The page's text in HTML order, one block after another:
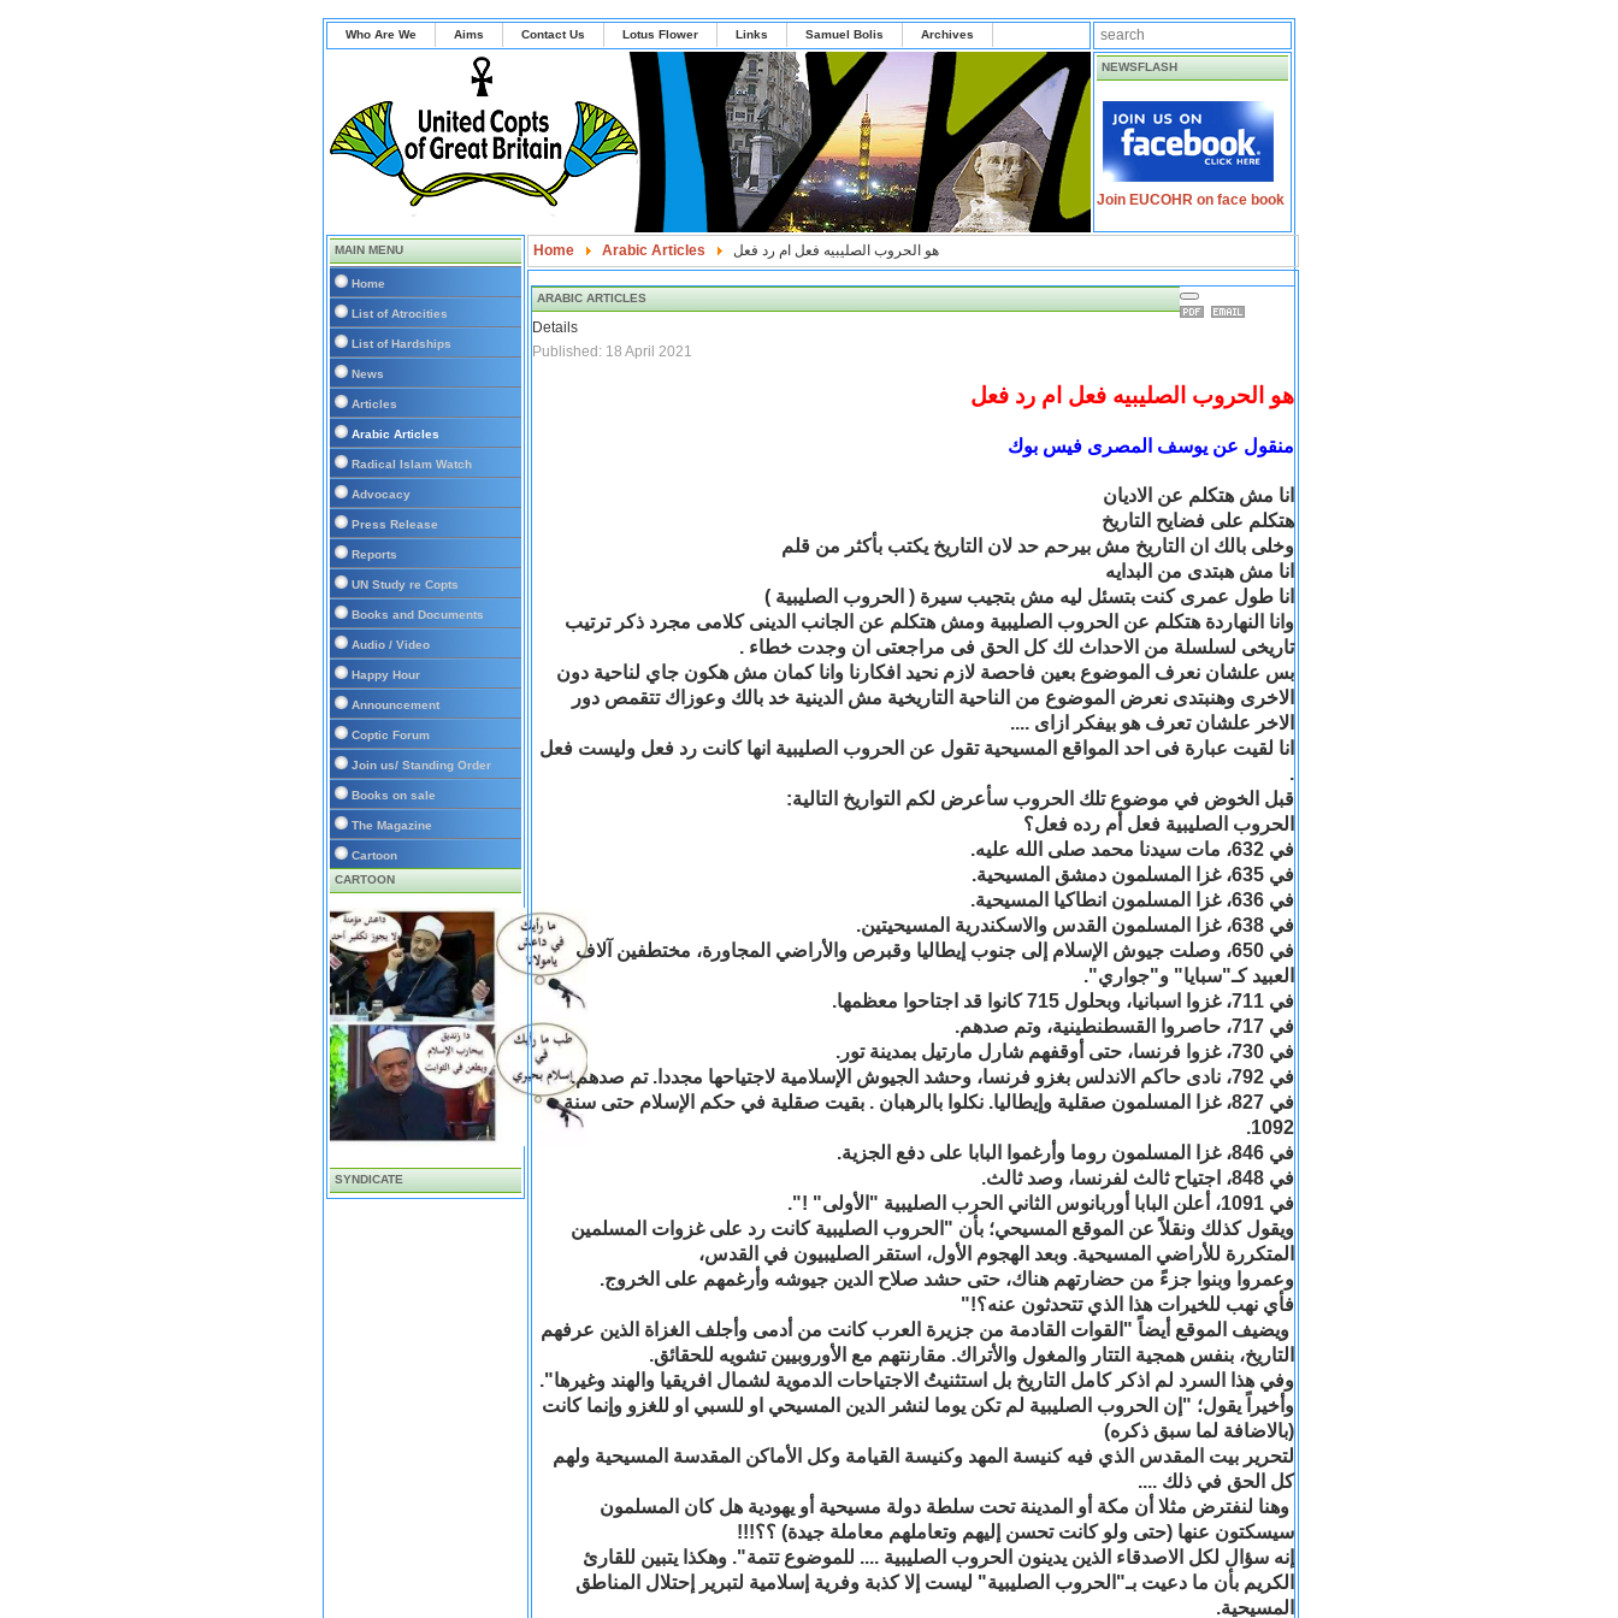
Who Are We Aims Contact Us Lotus Flower Links Samuel Bolis Archives
NEWSFLASH
Join EUCOHR on face book
MAIN MENU
Home
List of Atrocities
List of Hardships
News
Articles
Arabic Articles
Radical Islam Watch
Advocacy
Press Release
Reports
UN Study re Copts
Books and Documents
Audio / Video
Happy Hour
Announcement
Coptic Forum
Join us/ Standing Order
Books on sale
The Magazine
Cartoon
CARTOON
SYNDICATE
Home Arabic Articles هو الحروب الصليبيه فعل ام رد فعل
ARABIC ARTICLES
Details
Published: 18 April 2021
هو الحروب الصليبيه فعل ام رد فعل
منقول عن يوسف المصرى فيس بوك
انا مش هتكلم عن الاديان
هتكلم على فضايح التاريخ
وخلى بالك ان التاريخ مش بيرحم حد لان التاريخ يكتب بأكثر من قلم
انا مش هبتدى من البدايه
انا طول عمرى كنت بتسئل ليه مش بتجيب سيرة ( الحروب الصليبية )
وانا النهاردة هتكلم عن الحروب الصليبية ومش هتكلم عن الجانب الدينى كلامى مجرد ذكر ترتيب
تاريخى لسلسلة من الاحداث لك كل الحق فى مراجعتى ان وجدت خطاء .
بس علشان نعرف الموضوع بعين فاحصة لازم نحيد افكارنا وانا كمان مش هكون جاي لناحية دون
الاخرى وهنبتدى نعرض الموضوع من الناحية التاريخية مش الدينية خد بالك وعوزاك تتقمص دور
الاخر علشان تعرف هو بيفكر ازاى ....
انا لقيت عبارة فى احد المواقع المسيحية تقول عن الحروب الصليبية انها كانت رد فعل وليست فعل
.
قبل الخوض في موضوع تلك الحروب سأعرض لكم التواريخ التالية:
الحروب الصليبية فعل أم رده فعل؟
في 632، مات سيدنا محمد صلى الله عليه.
في 635، غزا المسلمون دمشق المسيحية.
في 636، غزا المسلمون انطاكيا المسيحية.
في 638، غزا المسلمون القدس والاسكندرية المسيحيتين.
في 650، وصلت جيوش الإسلام إلى جنوب إيطاليا وقبرص والأراضي المجاورة، مختطفين آلاف
العبيد كـ"سبايا" و"جواري".
في 711، غزوا اسبانيا، وبحلول 715 كانوا قد اجتاحوا معظمها.
في 717، حاصروا القسطنطينية، وتم صدهم.
في 730، غزوا فرنسا، حتى أوقفهم شارل مارتيل بمدينة تور.
في 792، نادى حاكم الاندلس بغزو فرنسا، وحشد الجيوش الإسلامية لاجتياحها مجددا. تم صدهم.
في 827، غزا المسلمون صقلية وإيطاليا. نكلوا بالرهبان . بقيت صقلية في حكم الإسلام حتى سنة
1092.
في 846، غزا المسلمون روما وأرغموا البابا على دفع الجزية.
في 848، اجتياح ثالث لفرنسا، وصد ثالث.
في 1091، أعلن البابا أوربانوس الثاني الحرب الصليبية "الأولى" !".
ويقول كذلك ونقلاً عن الموقع المسيحي؛ بأن "الحروب الصليبية كانت رد على غزوات المسلمين
المتكررة للأراضي المسيحية. وبعد الهجوم الأول، استقر الصليبيون في القدس،
وعمروا وبنوا جزءً من حضارتهم هناك، حتى حشد صلاح الدين جيوشه وأرغمهم على الخروج.
فأي نهب للخيرات هذا الذي تتحدثون عنه؟!"
ويضيف الموقع أيضاً "القوات القادمة من جزيرة العرب كانت من أدمى وأجلف الغزاة الذين عرفهم
التاريخ، بنفس همجية التتار والمغول والأتراك. مقارنتهم مع الأوروبيين تشويه للحقائق.
وفي هذا السرد لم اذكر كامل التاريخ بل استثنيتُ الاجتياحات الدموية لشمال افريقيا والهند وغيرها".
وأخيراً يقول؛ "إن الحروب الصليبية لم تكن يوما لنشر الدين المسيحي او للسبي او للغزو وإنما كانت
(بالاضافة لما سبق ذكره)
لتحرير بيت المقدس الذي فيه كنيسة المهد وكنيسة القيامة وكل الأماكن المقدسة المسيحية ولهم
كل الحق في ذلك ....
وهنا لنفترض مثلا أن مكة أو المدينة تحت سلطة دولة مسيحية أو يهودية هل كان المسلمون
سيسكتون عنها (حتى ولو كانت تحسن إليهم وتعاملهم معاملة جيدة) ؟؟!!!
إنه سؤال لكل الاصدقاء الذين يدينون الحروب الصليبية .... للموضوع تتمة". وهكذا يتبين للقارئ
الكريم بأن ما دعيت بـ"الحروب الصليبية" ليست إلا كذبة وفرية إسلامية لتبرير إحتلال المناطق
المسيحية.